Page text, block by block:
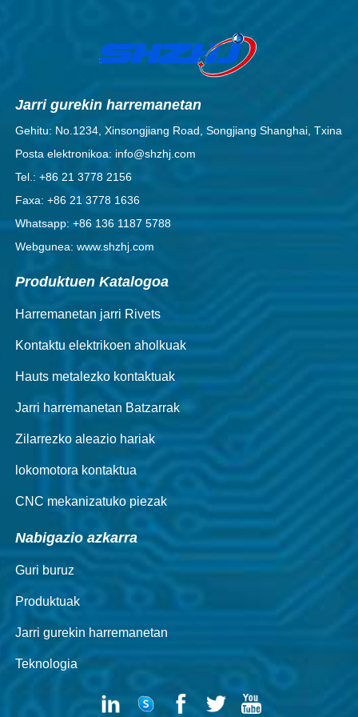
Jarri gurekin harremanetan
Gehitu: No.1234, Xinsongjiang Road, Songjiang Shanghai, Txina
Posta elektronikoa: info@shzhj.com
Tel.: +86 21 3778 2156
Faxa: +86 21 3778 1636
Whatsapp: +86 136 1187 5788
Webgunea: www.shzhj.com
Produktuen Katalogoa
Harremanetan jarri Rivets
Kontaktu elektrikoen aholkuak
Hauts metalezko kontaktuak
Jarri harremanetan Batzarrak
Zilarrezko aleazio hariak
lokomotora kontaktua
CNC mekanizatuko piezak
Nabigazio azkarra
Guri buruz
Produktuak
Jarri gurekin harremanetan
Teknologia